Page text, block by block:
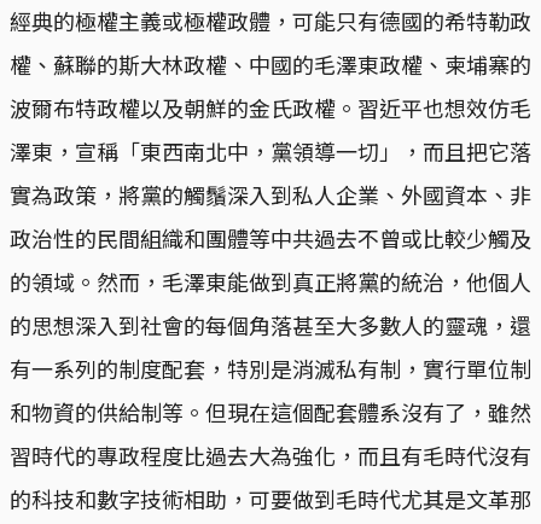
經典的極權主義或極權政體，可能只有德國的希特勒政
權、蘇聯的斯大林政權、中國的毛澤東政權、柬埔寨的
波爾布特政權以及朝鮮的金氏政權。習近平也想效仿毛
澤東，宣稱「東西南北中，黨領導一切」，而且把它落
實為政策，將黨的觸鬚深入到私人企業、外國資本、非
政治性的民間組織和團體等中共過去不曾或比較少觸及
的領域。然而，毛澤東能做到真正將黨的統治，他個人
的思想深入到社會的每個角落甚至大多數人的靈魂，還
有一系列的制度配套，特別是消滅私有制，實行單位制
和物資的供給制等。但現在這個配套體系沒有了，雖然
習時代的專政程度比過去大為強化，而且有毛時代沒有
的科技和數字技術相助，可要做到毛時代尤其是文革那